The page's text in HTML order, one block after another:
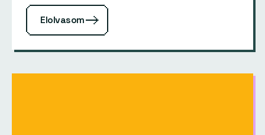
Ha házon belül nincs szakértőtök, akkor a
tender kiíráshoz érdemes bevonni…
Elolvasom